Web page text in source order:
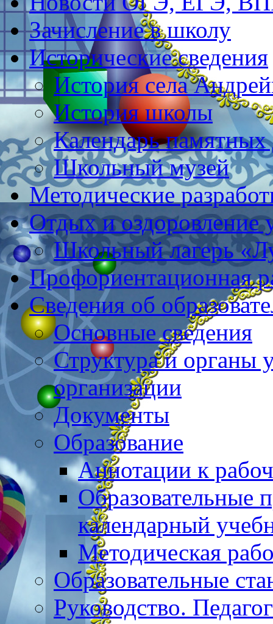
Зачисление в школу
Исторические сведения
История села
История школы
Календарь памятных
Школьный музей
Методические
Отдых и оздоровление
Школьный лагерь
Профориентационная
Сведения об
Основные сведения
Структура и органы
организации
Документы
Образование
Аннотации к
Образовательные
календарный
Методическая
Образовательные
Руководство.